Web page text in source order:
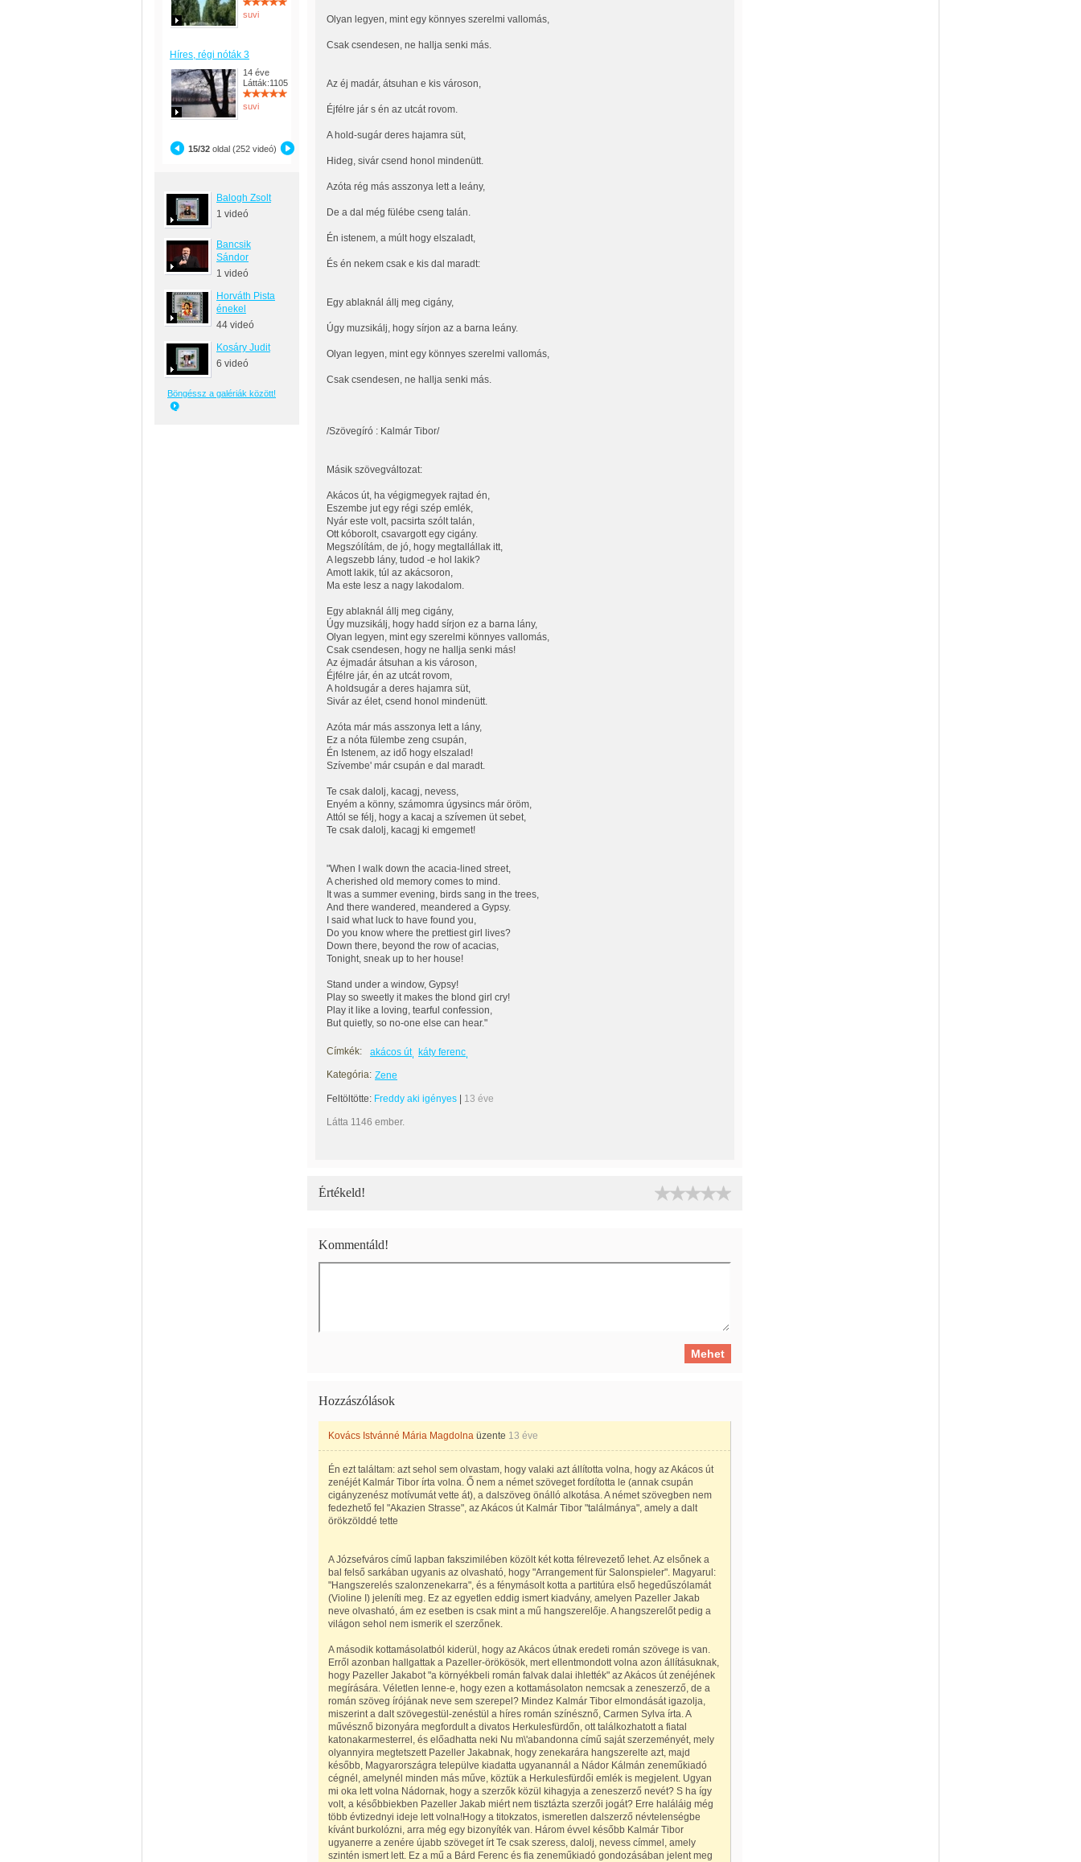
suvi
Híres, régi nóták 3
14 éve
Látták:1105
suvi
15/32 oldal (252 videó)
Balogh Zsolt
1 videó
Bancsik
Sándor
1 videó
Horváth Pista
énekel
44 videó
Kosáry Judit
6 videó
Böngéssz a galériák között!
Olyan legyen, mint egy könnyes szerelmi vallomás,
Csak csendesen, ne hallja senki más.
Az éj madár, átsuhan e kis városon,
Éjfélre jár s én az utcát rovom.
A hold-sugár deres hajamra süt,
Hideg, sivár csend honol mindenütt.
Azóta rég más asszonya lett a leány,
De a dal még fülébe cseng talán.
Én istenem, a múlt hogy elszaladt,
És én nekem csak e kis dal maradt:
Egy ablaknál állj meg cigány,
Úgy muzsikálj, hogy sírjon az a barna leány.
Olyan legyen, mint egy könnyes szerelmi vallomás,
Csak csendesen, ne hallja senki más.
/Szövegíró : Kalmár Tibor/
Másik szövegváltozat:
Akácos út, ha végigmegyek rajtad én,
Eszembe jut egy régi szép emlék,
Nyár este volt, pacsirta szólt talán,
Ott kóborolt, csavargott egy cigány.
Megszólítám, de jó, hogy megtallállak itt,
A legszebb lány, tudod -e hol lakik?
Amott lakik, túl az akácsoron,
Ma este lesz a nagy lakodalom.
Egy ablaknál állj meg cigány,
Úgy muzsikálj, hogy hadd sírjon ez a barna lány,
Olyan legyen, mint egy szerelmi könnyes vallomás,
Csak csendesen, hogy ne hallja senki más!
Az éjmadár átsuhan a kis városon,
Éjfélre jár, én az utcát rovom,
A holdsugár a deres hajamra süt,
Sivár az élet, csend honol mindenütt.
Azóta már más asszonya lett a lány,
Ez a nóta fülembe zeng csupán,
Én Istenem, az idő hogy elszalad!
Szívembe' már csupán e dal maradt.
Te csak dalolj, kacagj, nevess,
Enyém a könny, számomra úgysincs már öröm,
Attól se félj, hogy a kacaj a szívemen üt sebet,
Te csak dalolj, kacagj ki emgemet!
"When I walk down the acacia-lined street,
A cherished old memory comes to mind.
It was a summer evening, birds sang in the trees,
And there wandered, meandered a Gypsy.
I said what luck to have found you,
Do you know where the prettiest girl lives?
Down there, beyond the row of acacias,
Tonight, sneak up to her house!
Stand under a window, Gypsy!
Play so sweetly it makes the blond girl cry!
Play it like a loving, tearful confession,
But quietly, so no-one else can hear."
Címkék: akácos út
káty ferenc
Kategória: Zene
Feltöltötte: Freddy aki igényes 13 éve
Látta 1146 ember.
Értékeld!
Kommentáld!
Hozzászólások
Kovács Istvánné Mária Magdolna üzente 13 éve
Én ezt találtam: azt sehol sem olvastam, hogy valaki azt állította volna, hogy az Akácos út
zenéjét Kalmár Tibor írta volna. Ő nem a német szöveget fordította le (annak csupán
cigányzenész motívumát vette át), a dalszöveg önálló alkotása. A német szövegben nem
fedezhető fel "Akazien Strasse", az Akácos út Kalmár Tibor "találmánya", amely a dalt
örökzölddé tette
A Józsefváros című lapban fakszimilében közölt két kotta félrevezető lehet. Az elsőnek a
bal felső sarkában ugyanis az olvasható, hogy "Arrangement für Salonspieler". Magyarul:
"Hangszerelés szalonzenekarra", és a fénymásolt kotta a partitúra első hegedűszólamát
(Violine I) jeleníti meg. Ez az egyetlen eddig ismert kiadvány, amelyen Pazeller Jakab
neve olvasható, ám ez esetben is csak mint a mű hangszerelője. A hangszerelőt pedig a
világon sehol nem ismerik el szerzőnek.
A második kottamásolatból kiderül, hogy az Akácos útnak eredeti román szövege is van.
Erről azonban hallgattak a Pazeller-örökösök, mert ellentmondott volna azon állításuknak,
hogy Pazeller Jakabot "a környékbeli román falvak dalai ihlették" az Akácos út zenéjének
megírására. Véletlen lenne-e, hogy ezen a kottamásolaton nemcsak a zeneszerző, de a
román szöveg írójának neve sem szerepel? Mindez Kalmár Tibor elmondását igazolja,
miszerint a dalt szövegestül-zenéstül a híres román színésznő, Carmen Sylva írta. A
művésznő bizonyára megfordult a divatos Herkulesfürdőn, ott találkozhatott a fiatal
katonakarmesterrel, és előadhatta neki Nu m\'abandonna című saját szerzeményét, mely
olyannyira megtetszett Pazeller Jakabnak, hogy zenekarára hangszerelte azt, majd
később, Magyarországra települve kiadatta ugyanannál a Nádor Kálmán zeneműkiadó
cégnél, amelynél minden más műve, köztük a Herkulesfürdői emlék is megjelent. Ugyan
mi oka lett volna Nádornak, hogy a szerzők közül kihagyja a zeneszerző nevét? S ha így
volt, a későbbiekben Pazeller Jakab miért nem tisztázta szerzői jogát? Erre haláláig még
több évtizednyi ideje lett volna!Hogy a titokzatos, ismeretlen dalszerző névtelenségbe
kívánt burkolózni, arra még egy bizonyíték van. Három évvel később Kalmár Tibor
ugyanerre a zenére újabb szöveget írt Te csak szeress, dalolj, nevess címmel, amely
szintén ismert lett. Ez a mű a Bárd Ferenc és fia zeneműkiadó gondozásában jelent meg